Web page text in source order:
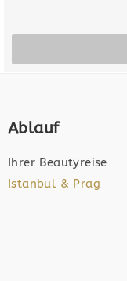
Ablauf
Ihrer Beautyreise
Istanbul & Prag